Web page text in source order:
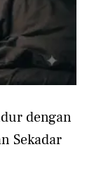
dengan
Sekadar